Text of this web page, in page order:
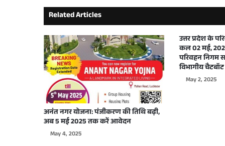
September 29, 2025
September 26, 2025
September 22, 2025
Related Articles
अनंत नगर योजना: पंजीकरण की तिथि बढ़ी,
अब 5 मई 2025 तक करें आवेदन
May 4, 2025
उत्तर प्रदेश के
कल 02 मई,
परिवहन निगम
विभागीय
May 2, 2025